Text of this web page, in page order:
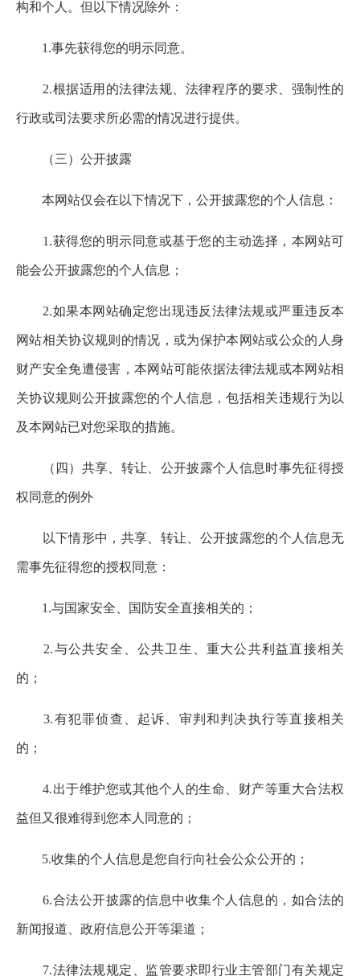
构和个人。但以下情况除外：
1.事先获得您的明示同意。
2.根据适用的法律法规、法律程序的要求、强制性的
行政或司法要求所必需的情况进行提供。
（三）公开披露
本网站仅会在以下情况下，公开披露您的个人信息：
1.获得您的明示同意或基于您的主动选择，本网站可
能会公开披露您的个人信息；
2.如果本网站确定您出现违反法律法规或严重违反本
网站相关协议规则的情况，或为保护本网站或公众的人身
财产安全免遭侵害，本网站可能依据法律法规或本网站相
关协议规则公开披露您的个人信息，包括相关违规行为以
及本网站已对您采取的措施。
（四）共享、转让、公开披露个人信息时事先征得授
权同意的例外
以下情形中，共享、转让、公开披露您的个人信息无
需事先征得您的授权同意：
1.与国家安全、国防安全直接相关的；
2.与公共安全、公共卫生、重大公共利益直接相关
的；
3.有犯罪侦查、起诉、审判和判决执行等直接相关
的；
4.出于维护您或其他个人的生命、财产等重大合法权
益但又很难得到您本人同意的；
5.收集的个人信息是您自行向社会公众公开的；
6.合法公开披露的信息中收集个人信息的，如合法的
新闻报道、政府信息公开等渠道；
7.法律法规规定、监管要求即行业主管部门有关规定